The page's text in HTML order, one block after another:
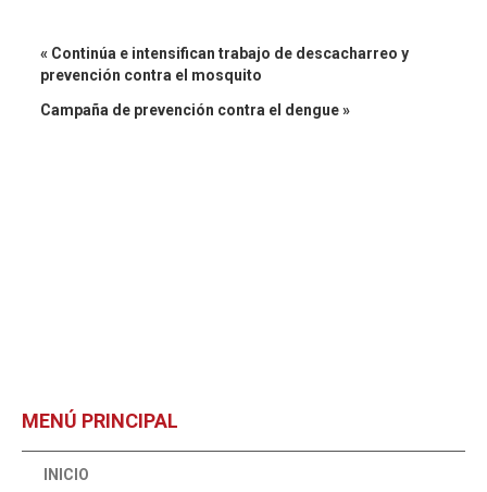
« Continúa e intensifican trabajo de descacharreo y
prevención contra el mosquito
Campaña de prevención contra el dengue »
MENÚ PRINCIPAL
INICIO